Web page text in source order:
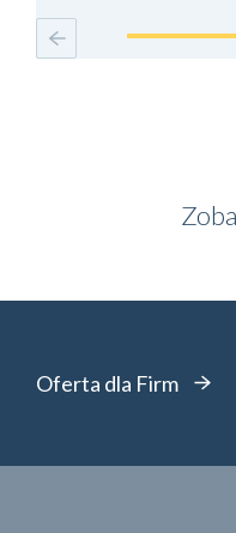
Oferta dla Firm